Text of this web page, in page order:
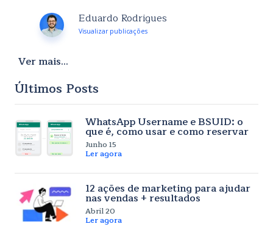
Eduardo Rodrigues
Visualizar publicações
Ver mais...
Últimos Posts
WhatsApp Username e BSUID: o
que é, como usar e como reservar
Junho 15
Ler agora
12 ações de marketing para ajudar
nas vendas + resultados
Abril 20
Ler agora